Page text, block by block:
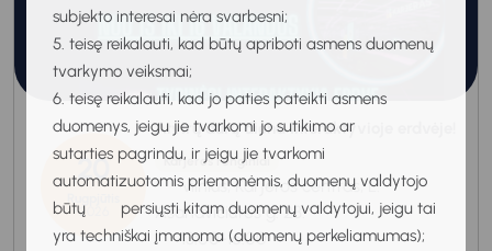
subjekto interesai nėra svarbesni;
5. teisę reikalauti, kad būtų apriboti asmens duomenų
tvarkymo veiksmai;
6. teisę reikalauti, kad jo paties pateikti asmens
duomenys, jeigu jie tvarkomi jo sutikimo ar
sutarties pagrindu, ir jeigu jie tvarkomi
automatizuotomis priemonėmis, duomenų valdytojo
būtų persiųsti kitam duomenų valdytojui, jeigu tai
yra techniškai įmanoma (duomenų perkeliamumas);
20
2026
Atvirų durų diena Interaktyvioje erdvėje!
Karjeros renginiai
Vilnius, Karjeros centras, L.
Asanavičiūtės g. 23.
13:00-16:00